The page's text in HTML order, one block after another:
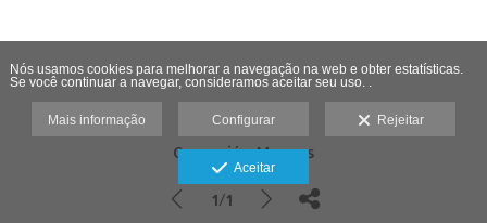
Comunión Marcos
1/1
Nós usamos cookies para melhorar a navegação na web e obter estatísticas.
Se você continuar a navegar, consideramos aceitar seu uso. .
Mais informação Configurar Rejeitar
Aceitar